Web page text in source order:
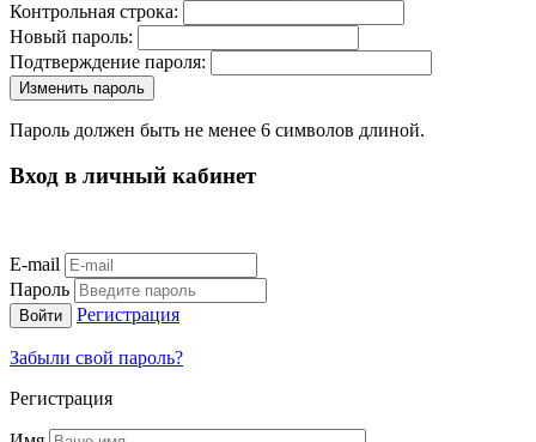
Контрольная строка:
Новый пароль:
Подтверждение пароля:
Пароль должен быть не менее 6 символов длиной.
Вход в личный кабинет
E-mail
Пароль
Регистрация
Забыли свой пароль?
Регистрация